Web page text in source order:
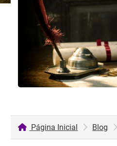
Página Inicial Blog